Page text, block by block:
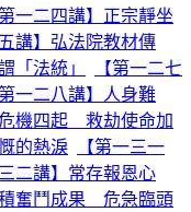
第一二四講】正宗靜坐
講】弘法院教材傳
「法統」
【第一二七
第一二八講】人身難
危機四起 救劫使命加
的熱淚
【第一三一
三二講】常存報恩心
積奮鬥成果 危急臨頭